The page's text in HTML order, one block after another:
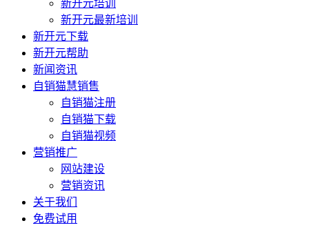
新开元培训
新开元最新培训
新开元下载
新开元帮助
新闻资讯
自销猫慧销售
自销猫注册
自销猫下载
自销猫视频
营销推广
网站建设
营销资讯
关于我们
免费试用